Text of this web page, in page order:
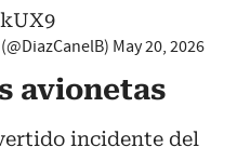
May 20, 2026
avionetas
incidente del